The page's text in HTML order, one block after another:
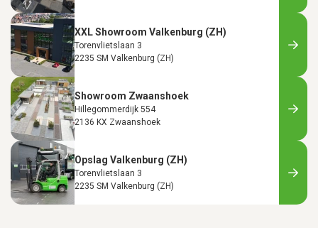
XXL Showroom Valkenburg (ZH)
Torenvlietslaan 3
2235 SM Valkenburg (ZH)
Showroom Zwaanshoek
Hillegommerdijk 554
2136 KX Zwaanshoek
Opslag Valkenburg (ZH)
Torenvlietslaan 3
2235 SM Valkenburg (ZH)